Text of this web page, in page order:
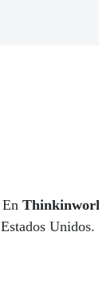
En
Estados